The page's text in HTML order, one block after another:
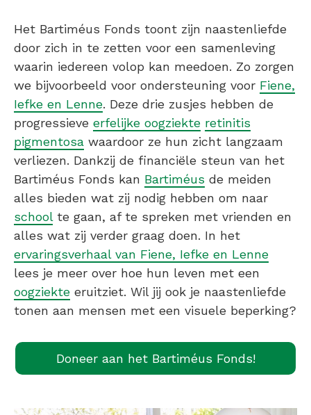
Het Bartiméus Fonds toont zijn naastenliefde
door zich in te zetten voor een samenleving
waarin iedereen volop kan meedoen. Zo zorgen
we bijvoorbeeld voor ondersteuning voor Fiene,
Iefke en Lenne. Deze drie zusjes hebben de
progressieve erfelijke oogziekte retinitis
pigmentosa waardoor ze hun zicht langzaam
verliezen. Dankzij de financiële steun van het
Bartiméus Fonds kan Bartiméus de meiden
alles bieden wat zij nodig hebben om naar
schoolte gaan, af te spreken met vrienden en
alles wat zij verder graag doen. In het
ervaringsverhaal van Fiene, Iefke en Lenne
lees je meer over hoe hun leven met een
oogziekte eruitziet. Wil jij ook je naastenliefde
tonen aan mensen met een visuele beperking?
Doneer aan het Bartiméus Fonds!